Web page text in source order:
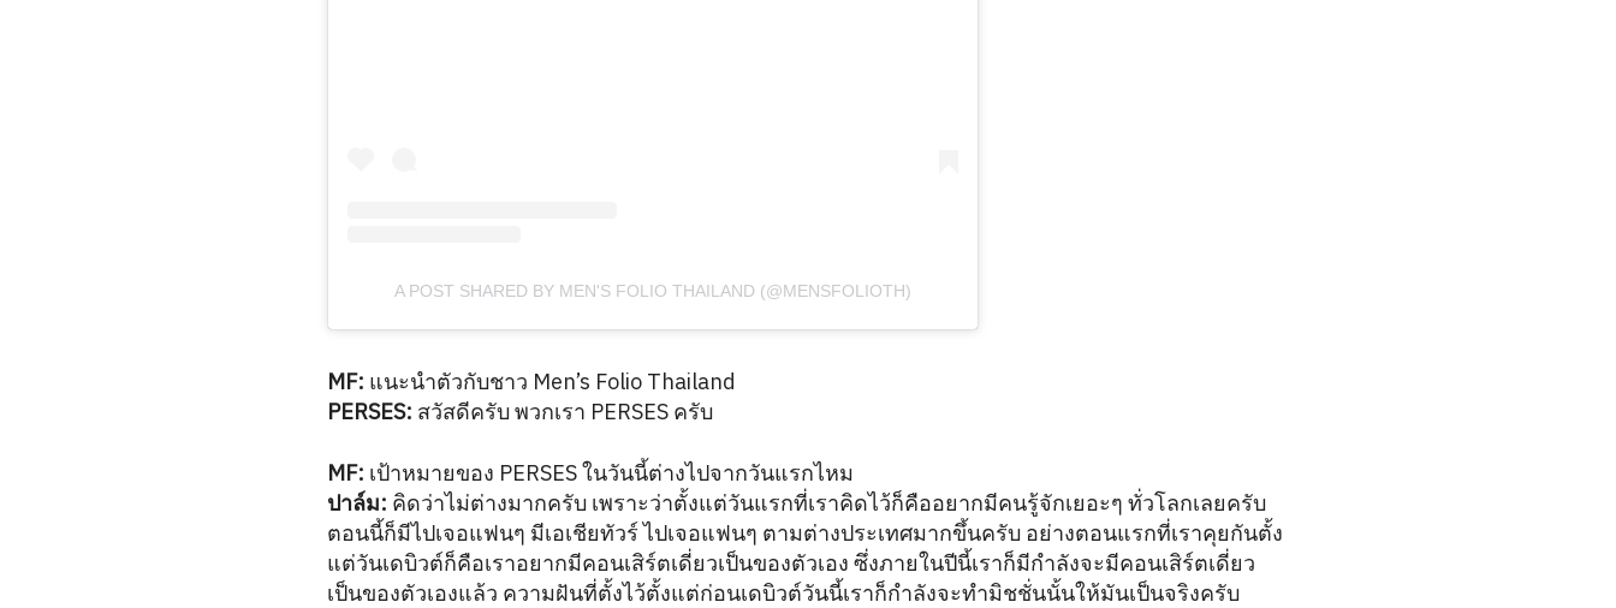
A POST SHARED BY MEN'S FOLIO THAILAND (@MENSFOLIOTH)
MF: แนะนำตัวกับชาว Men’s Folio Thailand
PERSES: สวัสดีครับ พวกเรา PERSES ครับ
MF: เป้าหมายของ PERSES ในวันนี้ต่างไปจากวันแรกไหม
ปาล์ม: คิดว่าไม่ต่างมากครับ เพราะว่าตั้งแต่วันแรกที่เราคิดไว้ก็คืออยากมีคนรู้จักเยอะๆ ทั่วโลกเลยครับ
ตอนนี้ก็มีไปเจอแฟนๆ มีเอเชียทัวร์ ไปเจอแฟนๆ ตามต่างประเทศมากขึ้นครับ อย่างตอนแรกที่เราคุยกันตั้ง
แต่วันเดบิวต์ก็คือเราอยากมีคอนเสิร์ตเดี่ยวเป็นของตัวเอง ซึ่งภายในปีนี้เราก็มีกำลังจะมีคอนเสิร์ตเดี่ยว
เป็นของตัวเองแล้ว ความฝันที่ตั้งไว้ตั้งแต่ก่อนเดบิวต์วันนี้เราก็กำลังจะทำมิชชั่นนั้นให้มันเป็นจริงครับ